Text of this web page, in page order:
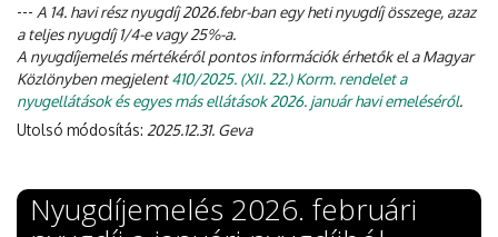
--- A 14. havi rész nyugdíj 2026.febr-ban egy heti nyugdíj összege, azaz
a teljes nyugdíj 1/4-e vagy 25%-a.
A nyugdíjemelés mértékéről pontos információk érhetők el a Magyar
Közlönyben megjelent410/2025. (XII. 22.) Korm. rendelet a
nyugellátások és egyes más ellátások 2026. január havi emeléséről.
Utolsó módosítás: 2025.12.31. Geva
Nyugdíjemelés 2026. februári